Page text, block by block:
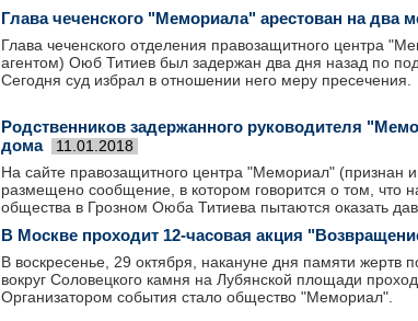
Глава чеченского "Мемориала" арестован на два
Глава чеченского отделения правозащитного центра
агентом) Оюб Титиев был задержан два дня назад по
Сегодня суд избрал в отношении него меру пресечения.
Родственников задержанного руководителя
дома
11.01.2018
На сайте правозащитного центра "Мемориал" (признан
размещено сообщение, в котором говорится о том, что
общества в Грозном Оюба Титиева пытаются оказать
В Москве проходит 12-часовая акция
В воскресенье, 29 октября, накануне дня памяти жертв
вокруг Соловецкого камня на Лубянской площади
Организатором события стало общество "Мемориал".